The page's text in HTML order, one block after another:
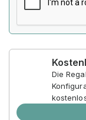
Die